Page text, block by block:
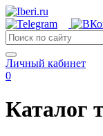
Личный кабинет
0
Каталог